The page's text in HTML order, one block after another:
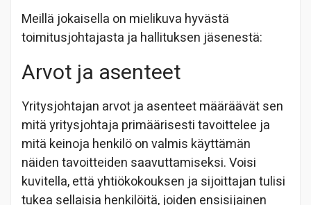
Meillä jokaisella on mielikuva hyvästä
toimitusjohtajasta ja hallituksen jäsenestä:
Arvot ja asenteet
Yritysjohtajan arvot ja asenteet määräävät sen
mitä yritysjohtaja primäärisesti tavoittelee ja
mitä keinoja henkilö on valmis käyttämän
näiden tavoitteiden saavuttamiseksi. Voisi
kuvitella, että yhtiökokouksen ja sijoittajan tulisi
tukea sellaisia henkilöitä, joiden ensisijainen